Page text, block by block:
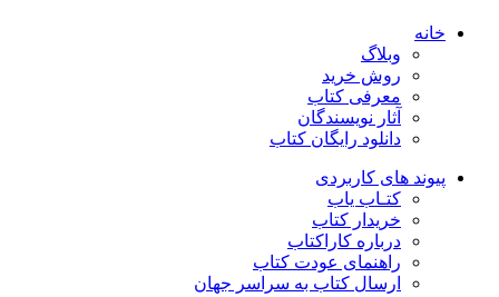
خانه
وبلاگ
روش خرید
معرفی کتاب
آثار نویسندگان
دانلود رایگان کتاب
پیوند های کاربردی
کتـاب یاب
خریدار کتاب
درباره کاراکتاب
راهنمای عودت کتاب
ارسال کتاب به سراسر جهان